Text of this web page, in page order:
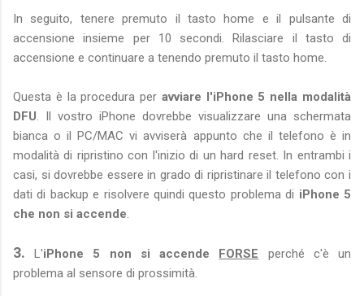
In seguito, tenere premuto il tasto home e il pulsante di
accensione insieme per 10 secondi. Rilasciare il tasto di
accensione e continuare a tenendo premuto il tasto home.
Questa è la procedura per avviare l'iPhone 5 nella modalità
DFU. Il vostro iPhone dovrebbe visualizzare una schermata
bianca o il PC/MAC vi avviserà appunto che il telefono è in
modalità di ripristino con l'inizio di un hard reset. In entrambi i
casi, si dovrebbe essere in grado di ripristinare il telefono con i
dati di backup e risolvere quindi questo problema di iPhone 5
che non si accende.
3. L'iPhone 5 non si accende FORSE perché c'è un
problema al sensore di prossimità.